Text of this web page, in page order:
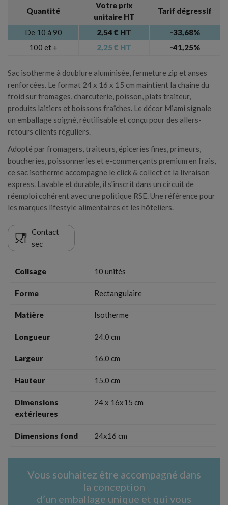
Nom de la liste d'envies
Annuler Créer une liste d'envies
Connexion
Vous devez être connecté pour ajouter des produits à
Quantité
Votre prix
unitaire HT
Tarif dégressif
De 10 à 90 2,54 € HT
-33,68%
100 et +
2,25 € HT -41,25%
Sac isotherme à doublure aluminisée, fermeture zip et anses
renforcées. Le format 24 x 16 x 15 cm maintient la chaîne du
froid sur fromages, charcuterie, poisson, plats traiteur,
produits laitiers et boissons fraîches. Le décor Miami signale
un emballage soigné, réutilisable et conçu pour des allers-
retours clients réguliers.
Adopté par fromagers, traiteurs, épiceries fines, primeurs,
boucheries, poissonneries et e-commerçants premium en frais,
ce sac isotherme accompagne le click & collect et la livraison
express. Lavable et durable, il s'inscrit dans un circuit de
réemploi cohérent avec une politique RSE. Une référence pour
les marques lifestyle alimentaires et les hôteliers.
Contact
sec
Colisage 10 unités
Forme Rectangulaire
Matière Isotherme
Longueur 24.0 cm
Largeur 16.0 cm
Hauteur 15.0 cm
Dimensions
extérieures
24 x 16x15 cm
Dimensions fond 24x16 cm
Vous souhaitez être accompagné dans
la conception
d’un emballage unique et qui vous